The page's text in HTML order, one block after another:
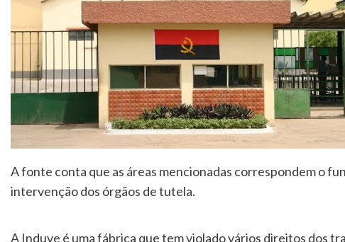
A fonte conta que as áreas mencionadas correspondem o
intervenção dos órgãos de tutela.
A Induve é uma fábrica que tem violado vários direitos dos